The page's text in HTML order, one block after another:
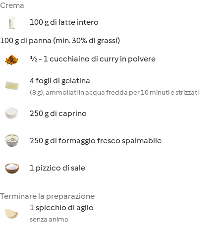
Crema
100 g di latte intero
100 g di panna (min. 30% di grassi)
½ - 1 cucchiaino di curry in polvere
4 fogli di gelatina
(8 g), ammollati in acqua fredda per 10 minuti e strizzati
250 g di caprino
250 g di formaggio fresco spalmabile
1 pizzico di sale
Terminare la preparazione
1 spicchio di aglio
senza anima